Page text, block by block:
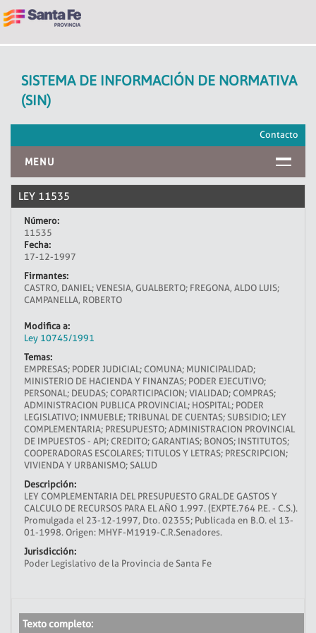
SISTEMA DE INFORMACIÓN DE NORMATIVA
(SIN)
Contacto
MENU
INICIO
LEY 11535
Número:
11535
Fecha:
17-12-1997
Firmantes:
CASTRO, DANIEL; VENESIA, GUALBERTO; FREGONA, ALDO LUIS;
CAMPANELLA, ROBERTO
Modifica a:
Ley 10745/1991
Temas:
EMPRESAS; PODER JUDICIAL; COMUNA; MUNICIPALIDAD;
MINISTERIO DE HACIENDA Y FINANZAS; PODER EJECUTIVO;
PERSONAL; DEUDAS; COPARTICIPACION; VIALIDAD; COMPRAS;
ADMINISTRACION PUBLICA PROVINCIAL; HOSPITAL; PODER
LEGISLATIVO; INMUEBLE; TRIBUNAL DE CUENTAS; SUBSIDIO; LEY
COMPLEMENTARIA; PRESUPUESTO; ADMINISTRACION PROVINCIAL
DE IMPUESTOS - API; CREDITO; GARANTIAS; BONOS; INSTITUTOS;
COOPERADORAS ESCOLARES; TITULOS Y LETRAS; PRESCRIPCION;
VIVIENDA Y URBANISMO; SALUD
Descripción:
LEY COMPLEMENTARIA DEL PRESUPUESTO GRAL.DE GASTOS Y
CALCULO DE RECURSOS PARA EL AÑO 1.997. (EXPTE.764 P.E. - C.S.).
Promulgada el 23-12-1997, Dto. 02355; Publicada en B.O. el 13-
01-1998. Origen: MHYF-M1919-C.R.Senadores.
Jurisdicción:
Poder Legislativo de la Provincia de Santa Fe
Texto completo: